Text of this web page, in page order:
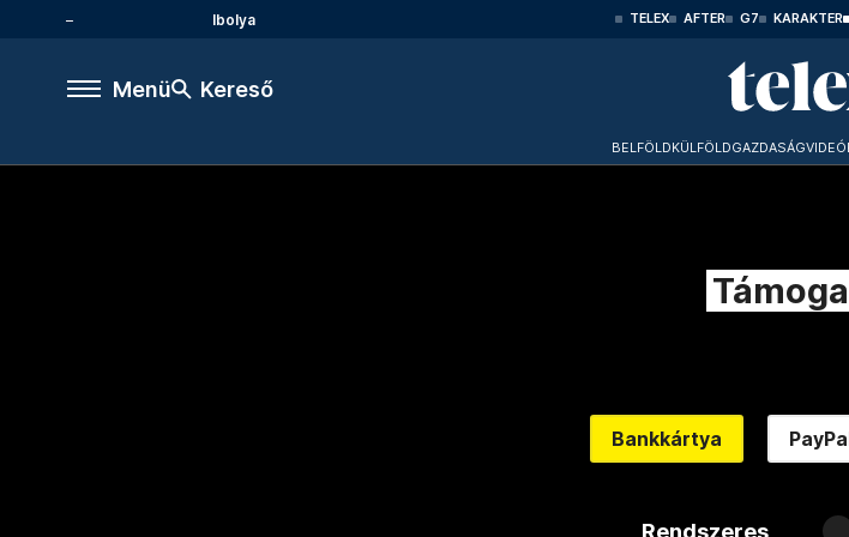
Ibolya TELEX AFTER G7 KARAKTER
Menü Kereső
BELFÖLDKÜLFÖLDGAZDASÁGVIDEÓ
Bankkártya
Rendszeres